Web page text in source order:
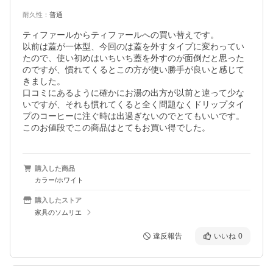
耐久性 ： 普通
ティファールからティファールへの買い替えです。
以前は蓋が一体型、今回のは蓋を外すタイプに変わってい
たので、使い初めはいちいち蓋を外すのが面倒だと思った
のですが、慣れてくるとこの方が使い勝手が良いと感じて
きました。
口コミにあるように確かにお湯の出方が以前と違って少な
いですが、それも慣れてくると全く問題なくドリップタイ
プのコーヒーに注ぐ時は出過ぎないのでとてもいいです。
このお値段でこの商品はとてもお買い得でした。
購入した商品
カラー/ホワイト
購入したストア
家具のソムリエ
違反報告 いいね 0